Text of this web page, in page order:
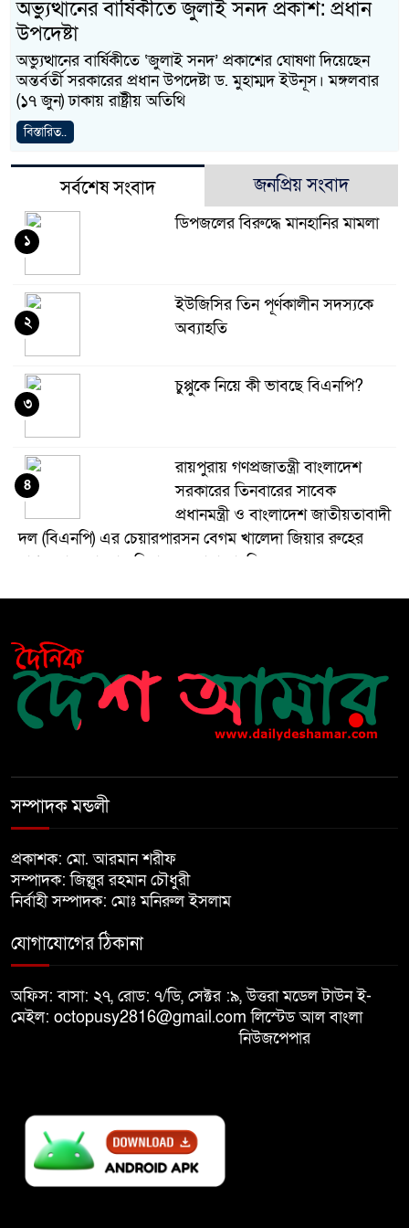
অভ্যুত্থানের বার্ষিকীতে জুলাই সনদ প্রকাশ: প্রধান
উপদেষ্টা
অভ্যুত্থানের বার্ষিকীতে ‘জুলাই সনদ’ প্রকাশের ঘোষণা দিয়েছেন
অন্তর্বর্তী সরকারের প্রধান উপদেষ্টা ড. মুহাম্মদ ইউনূস। মঙ্গলবার
(১৭ জুন) ঢাকায় রাষ্ট্রীয় অতিথি
বিস্তারিত..
সর্বশেষ সংবাদ জনপ্রিয় সংবাদ
ডিপজলের বিরুদ্ধে মানহানির মামলা
১
ইউজিসির তিন পূর্ণকালীন সদস্যকে
অব্যাহতি
২
চুপ্পুকে নিয়ে কী ভাবছে বিএনপি?
৩
রায়পুরায় গণপ্রজাতন্ত্রী বাংলাদেশ
সরকারের তিনবারের সাবেক
প্রধানমন্ত্রী ও বাংলাদেশ জাতীয়তাবাদী
দল (বিএনপি) এর চেয়ারপারসন বেগম খালেদা জিয়ার রুহের
মাগফেরাত কামনায় মিলাদ ও দোয়া মাহফিল
৪
নির্বাচনের আগেই ফিরতে মরিয়া
‘পলাতক শক্তি’
৬
খালেদা জিয়ার শারীরিক অবস্থা এখনো
অনিশ্চিত
৮
৯
বিজয় দিবসে দীঘিনালায় জামায়াতে
ইসলামীর বর্ণাঢ্য র‍্যালি
সম্পাদক মন্ডলী
প্রকাশক: মো. আরমান শরীফ
সম্পাদক: জিল্লুর রহমান চৌধুরী
নির্বাহী সম্পাদক: মোঃ মনিরুল ইসলাম
যোগাযোগের ঠিকানা
অফিস: বাসা: ২৭, রোড: ৭/ডি, সেক্টর :৯, উত্তরা মডেল টাউন ই-
মেইল: octopusy2816@gmail.comলিস্টেড আল বাংলা
নিউজপেপার